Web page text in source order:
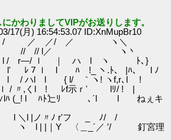
かわりましてVIPがお送りします。
17(月) 16:54:53.07 ID:XnMupBr10
/ ／ ヽ＼
l／ ヽ丶
｜ ハ l ヽ ﾄ､}
l ﾊ !_ ヽ.ﾄ、 |ﾊ、 l ﾉ
{ l/ ｀ヽ! ヽf,r､l !
l ! ﾚf示ｒ' lﾘ/ ! |
l ﾊﾄ辷ﾘ ､´l l ねぇキ
〃ﾉ r'フ _ ﾉ/ /
Y 〈＿_´／ ′/ 釘宮理